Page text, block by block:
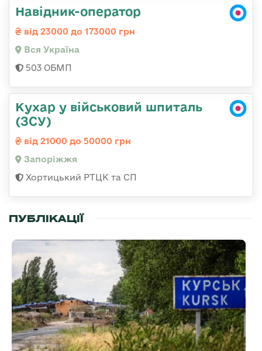
Навідник-оператор
від 23000 до 173000 грн
Вся Україна
503 ОБМП
Кухар у військовий шпиталь
(ЗСУ)
від 21000 до 50000 грн
Запоріжжя
Хортицький РТЦК та СП
ПУБЛІКАЦІЇ